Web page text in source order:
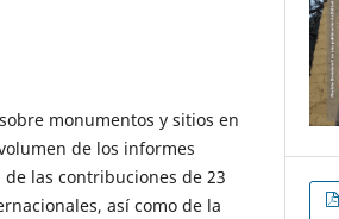
monumentos y sitios en
de los informes
las contribuciones de 23
así como de la